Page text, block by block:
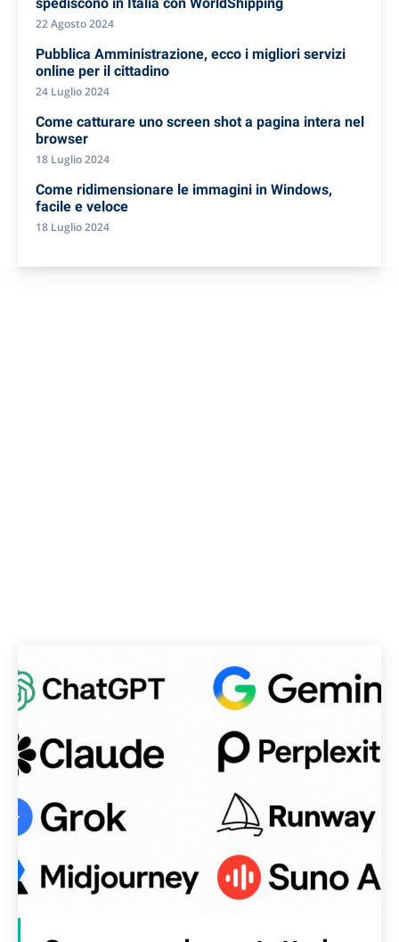
22 Agosto 2024
Pubblica Amministrazione, ecco i migliori servizi
online per il cittadino
24 Luglio 2024
Come catturare uno screen shot a pagina intera nel
browser
18 Luglio 2024
Come ridimensionare le immagini in Windows,
facile e veloce
18 Luglio 2024